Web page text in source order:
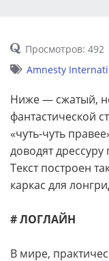
Просмотров: 492
Amnesty
Ниже — сжатый,
фантастической
«чуть-чуть
доводят
Текст построен
каркас для
# ЛОГЛАЙН
В мире,